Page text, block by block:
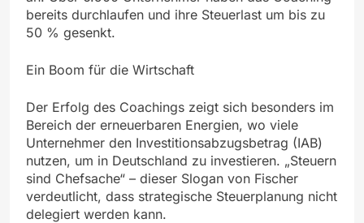
bereits durchlaufen und ihre Steuerlast um bis zu
50 % gesenkt.
Ein Boom für die Wirtschaft
Der Erfolg des Coachings zeigt sich besonders im
Bereich der erneuerbaren Energien, wo viele
Unternehmer den Investitionsabzugsbetrag (IAB)
nutzen, um in Deutschland zu investieren. „Steuern
sind Chefsache“ – dieser Slogan von Fischer
verdeutlicht, dass strategische Steuerplanung nicht
delegiert werden kann.